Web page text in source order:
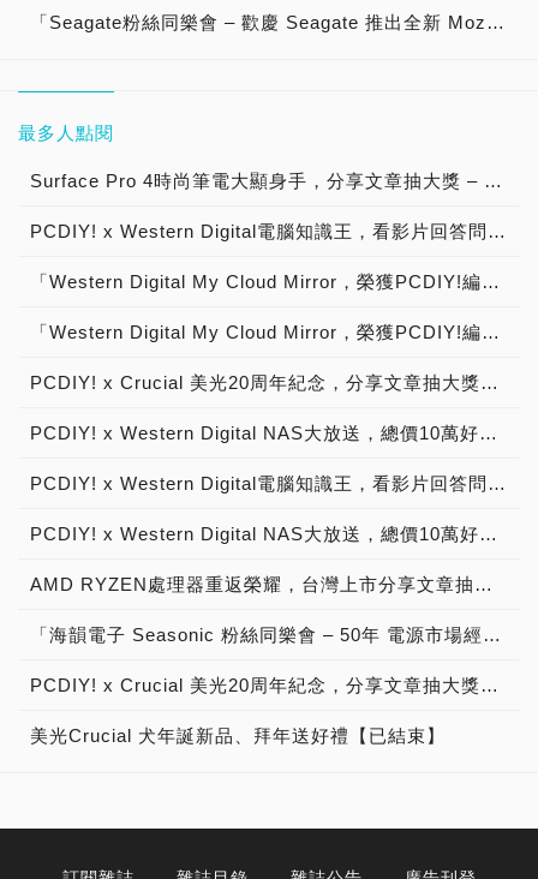
「Seagate粉絲同樂會 – 歡慶 Seagate 推出全新 Mozaic 3+ 硬碟平台 帶來超越 30TB 進入 50TB 超大容量硬碟，分享文章抽大獎！」活動說明【已結束】
最多人點閱
Surface Pro 4時尚筆電大顯身手，分享文章抽大獎 – OSSLab商店慶開站系列活動【已結束】
PCDIY! x Western Digital電腦知識王，看影片回答問題抽大獎！【已結束】
「Western Digital My Cloud Mirror，榮獲PCDIY!編輯推薦肯定！」特別舉辦分享喜訊抽大獎！【已結束】
「Western Digital My Cloud Mirror，榮獲PCDIY!編輯推薦肯定！」特別舉辦分享喜訊抽大獎！【得獎公告】
PCDIY! x Crucial 美光20周年紀念，分享文章抽大獎【已結束】
PCDIY! x Western Digital NAS大放送，總價10萬好禮送給你！【得獎公告】
PCDIY! x Western Digital電腦知識王，看影片回答問題抽大獎！【得獎公告】
PCDIY! x Western Digital NAS大放送，總價10萬好禮送給你！【已結束】
AMD RYZEN處理器重返榮耀，台灣上市分享文章抽大獎→ AMD鐵粉回娘家系列活動，第一彈【已結束】
「海韻電子 Seasonic 粉絲同樂會 – 50年 電源市場經營有成，ATX 3優質電源供應器 NVIDIA GeForce RTX 50系列 顯示卡 最佳絕配，分享文章抽大獎」活動說明！
PCDIY! x Crucial 美光20周年紀念，分享文章抽大獎！【得獎公告】
美光Crucial 犬年誕新品、拜年送好禮【已結束】